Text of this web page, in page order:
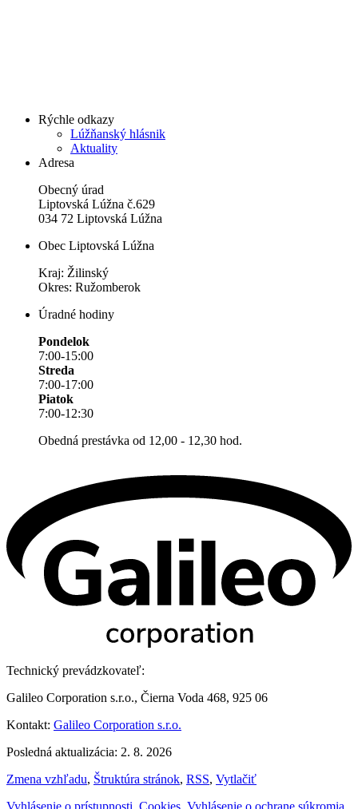
Rýchle odkazy
Lúžňanský hlásnik
Aktuality
Adresa
Obecný úrad
Liptovská Lúžna č.629
034 72 Liptovská Lúžna
Obec Liptovská Lúžna
Kraj: Žilinský
Okres: Ružomberok
Úradné hodiny
Pondelok
7:00-15:00
Streda
7:00-17:00
Piatok
7:00-12:30
Obedná prestávka od 12,00 - 12,30 hod.
Technický prevádzkovateľ:
Galileo Corporation s.r.o., Čierna Voda 468, 925 06
Kontakt: Galileo Corporation s.r.o.
Posledná aktualizácia: 2. 8. 2026
Zmena vzhľadu, Štruktúra stránok, RSS, Vytlačiť
Vyhlásenie o prístupnosti Cookies Vyhlásenie o ochrane súkromia